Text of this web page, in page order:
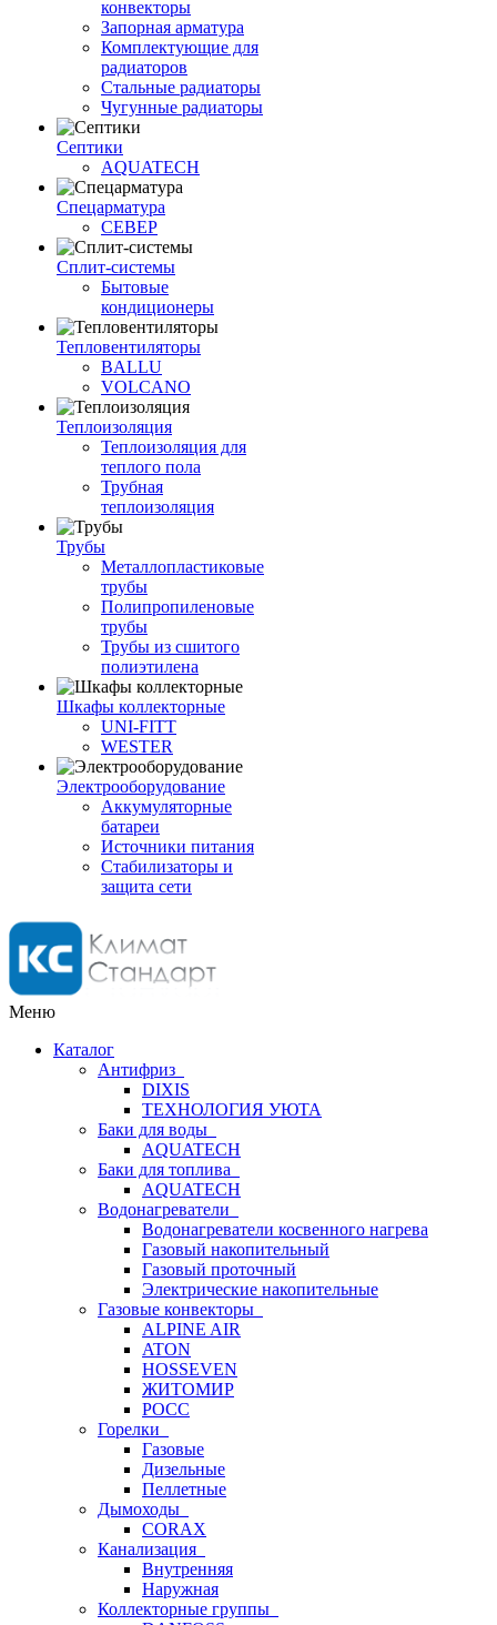
конвекторы
Запорная арматура
Комплектующие для
радиаторов
Стальные радиаторы
Чугунные радиаторы
Септики
AQUATECH
Спецарматура
СЕВЕР
Сплит-системы
Бытовые
кондиционеры
Тепловентиляторы
BALLU
VOLCANO
Теплоизоляция
Теплоизоляция для
теплого пола
Трубная
теплоизоляция
Трубы
Металлопластиковые
трубы
Полипропиленовые
трубы
Трубы из сшитого
полиэтилена
Шкафы коллекторные
UNI-FITT
WESTER
Электрооборудование
Аккумуляторные
батареи
Источники питания
Стабилизаторы и
защита сети
Меню
Каталог
Антифриз
DIXIS
ТЕХНОЛОГИЯ УЮТА
Баки для воды
AQUATECH
Баки для топлива
AQUATECH
Водонагреватели
Водонагреватели косвенного нагрева
Газовый накопительный
Газовый проточный
Электрические накопительные
Газовые конвекторы
ALPINE AIR
ATON
HOSSEVEN
ЖИТОМИР
РОСС
Горелки
Газовые
Дизельные
Пеллетные
Дымоходы
CORAX
Канализация
Внутренняя
Наружная
Коллекторные группы